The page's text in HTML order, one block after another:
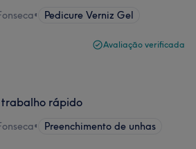
• Pedicure Verniz Gel
Avaliação verificada
rápido
• Preenchimento de unhas